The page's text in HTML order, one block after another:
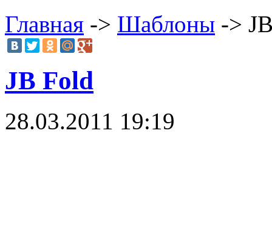
Главная -> Шаблоны ->
JB Fold
28.03.2011 19:19